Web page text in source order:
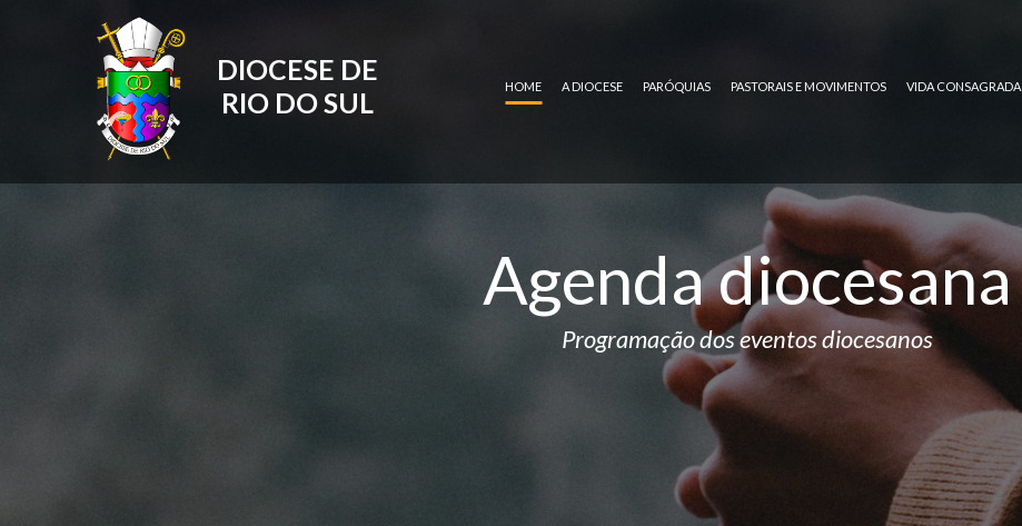
DIOCESE DE
RIO DO SUL
HOME A DIOCESE PARÓQUIAS PASTORAIS E MOVIMENTOS VIDA CONSAGRADA
Agenda diocesana
Programação dos eventos diocesanos